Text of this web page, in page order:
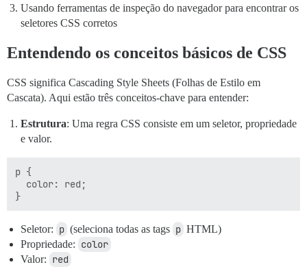
Usando ferramentas de inspeção do navegador para encontrar os
seletores CSS corretos
Entendendo os conceitos básicos de CSS
CSS significa Cascading Style Sheets (Folhas de Estilo em
Cascata). Aqui estão três conceitos-chave para entender:
Estrutura: Uma regra CSS consiste em um seletor, propriedade
e valor.
p {
  color: red;
Seletor: p (seleciona todas as tags p HTML)
Propriedade: color
Valor: red